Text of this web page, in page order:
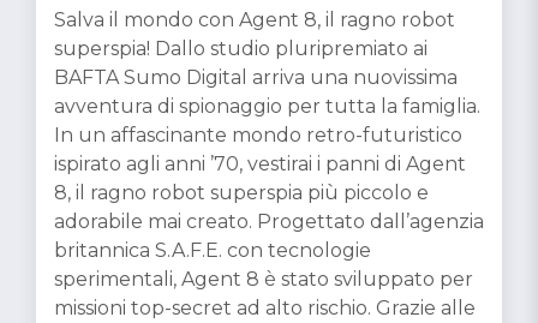
Salva il mondo con Agent 8, il ragno robot
superspia! Dallo studio pluripremiato ai
BAFTA Sumo Digital arriva una nuovissima
avventura di spionaggio per tutta la famiglia.
In un affascinante mondo retro-futuristico
ispirato agli anni ’70, vestirai i panni di Agent
8, il ragno robot superspia più piccolo e
adorabile mai creato. Progettato dall’agenzia
britannica S.A.F.E. con tecnologie
sperimentali, Agent 8 è stato sviluppato per
missioni top-secret ad alto rischio. Grazie alle